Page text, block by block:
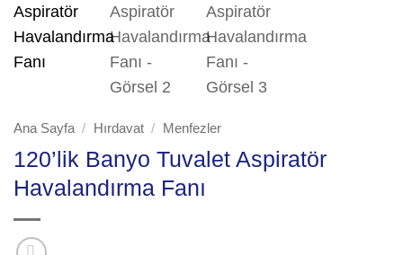
Ana Sayfa / Hırdavat / Menfezler
120’lik Banyo Tuvalet Aspiratör
Havalandırma Fanı